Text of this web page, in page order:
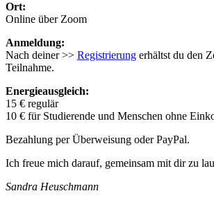
Ort:
Online über Zoom
Anmeldung:
Nach deiner >> Registrierung erhältst du den
Teilnahme.
Energieausgleich:
15 € regulär
10 € für Studierende und Menschen ohne
Bezahlung per Überweisung oder PayPal.
Ich freue mich darauf, gemeinsam mit dir zu
Sandra Heuschmann